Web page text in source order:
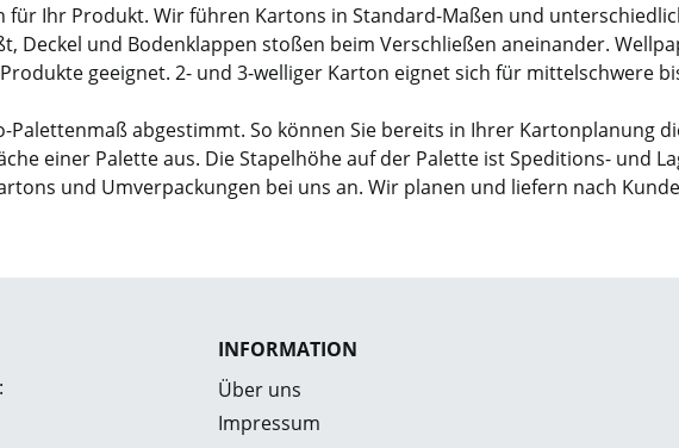
für Ihr Produkt. Wir führen Kartons in Standard-Maßen und
Deckel und Bodenklappen stoßen beim Verschließen aneinander.
geeignet. 2- und 3-welliger Karton eignet sich für mittelschwere
Palettenmaß abgestimmt. So können Sie bereits in Ihrer Kartonplanung
einer Palette aus. Die Stapelhöhe auf der Palette ist Speditions- und
und Umverpackungen bei uns an. Wir planen und liefern nach
INFORMATION
Über uns
Impressum